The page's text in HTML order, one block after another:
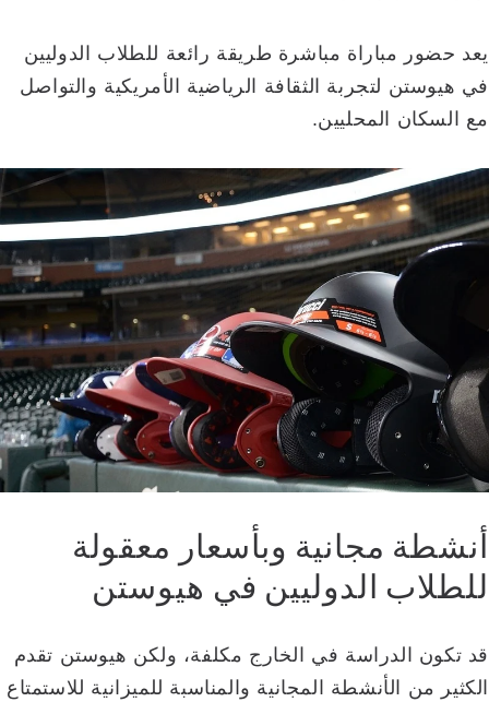
يعد حضور مباراة مباشرة طريقة رائعة للطلاب الدوليين
في هيوستن لتجربة الثقافة الرياضية الأمريكية والتواصل
مع السكان المحليين.
أنشطة مجانية وبأسعار معقولة
للطلاب الدوليين في هيوستن
قد تكون الدراسة في الخارج مكلفة، ولكن هيوستن تقدم
الكثير من الأنشطة المجانية والمناسبة للميزانية للاستمتاع